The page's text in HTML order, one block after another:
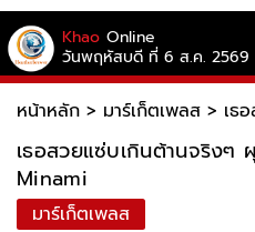
Khao Online
วันพฤหัสบดี ที่ 6 ส.ค. 2569
หน้าหลัก > มาร์เก็ตเพลส > เธ
เธอสวยแซ่บเกินต้านจริงๆ
Minami
มาร์เก็ตเพลส